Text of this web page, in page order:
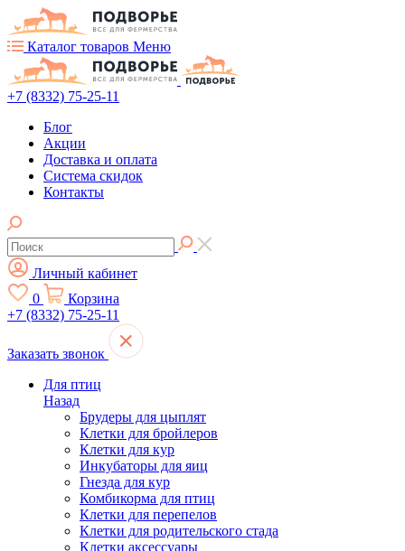
Каталог товаров Меню
+7 (8332) 75-25-11
Блог
Акции
Доставка и оплата
Система скидок
Контакты
Личный кабинет
0
Корзина
+7 (8332) 75-25-11
Заказать звонок
Для птиц
Назад
Брудеры для цыплят
Клетки для бройлеров
Клетки для кур
Инкубаторы для яиц
Гнезда для кур
Комбикорма для птиц
Клетки для перепелов
Клетки для родительского стада
Клетки аксессуары